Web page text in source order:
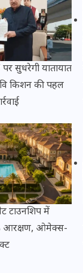
सुधरेगी यातायात
किशन की पहल
टाउनशिप में
आरक्षण, ओमेक्स-
20 जनवरी 2026